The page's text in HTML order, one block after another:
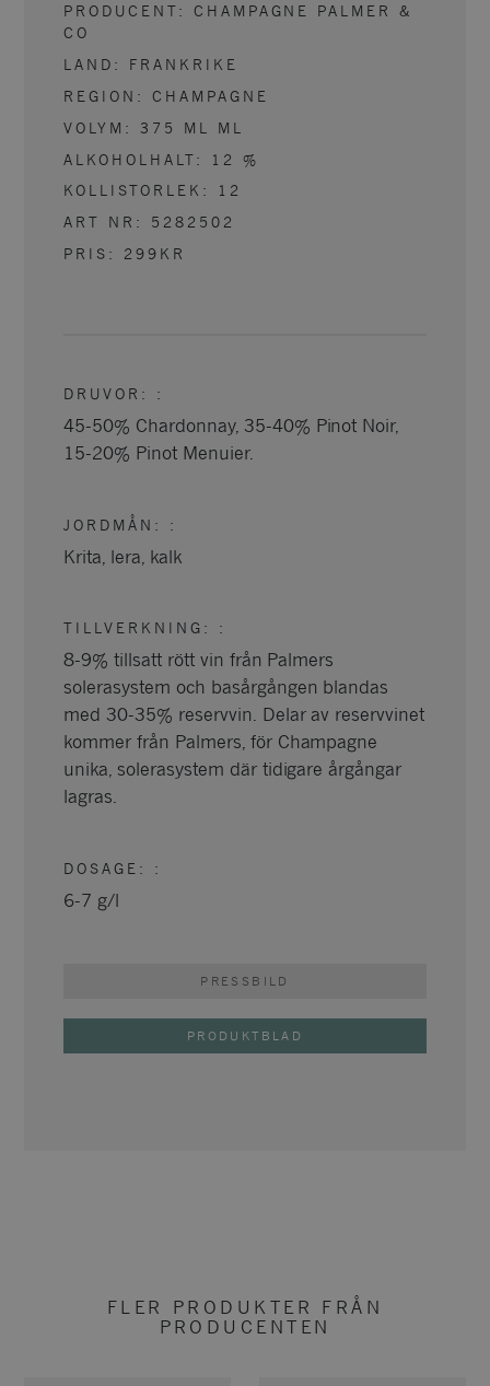
PRODUCENT: CHAMPAGNE PALMER &
CO
LAND: FRANKRIKE
REGION: CHAMPAGNE
VOLYM: 375 ML
ML
ALKOHOLHALT:
12
%
KOLLISTORLEK:
12
ART NR: 5282502
PRIS: 299KR
DRUVOR: :
45-50% Chardonnay, 35-40% Pinot Noir,
15-20% Pinot Menuier.
JORDMÅN: :
Krita, lera, kalk
TILLVERKNING: :
8-9% tillsatt rött vin från Palmers
solerasystem och basårgången blandas
med 30-35% reservvin. Delar av reservvinet
kommer från Palmers, för Champagne
unika, solerasystem där tidigare årgångar
lagras.
DOSAGE: :
6-7 g/l
PRESSBILD
PRODUKTBLAD
FLER PRODUKTER FRÅN
PRODUCENTEN